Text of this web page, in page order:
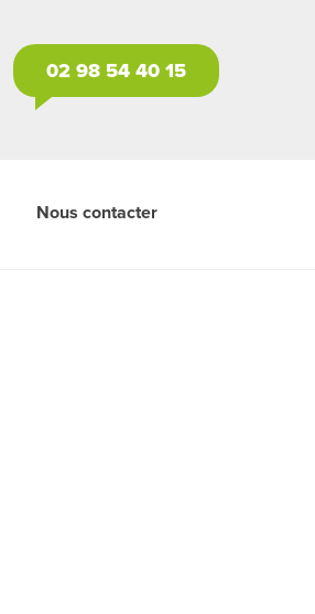
02 98 54 40 15
Nous contacter